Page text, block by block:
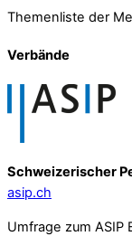
Themenliste der
Verbände
Schweizerischer
asip.ch
Umfrage zum ASIP